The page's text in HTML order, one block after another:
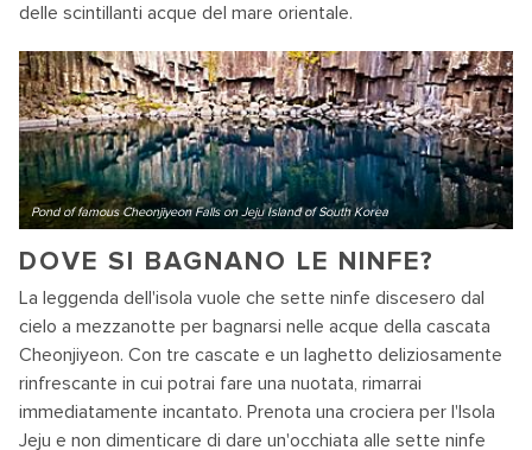
delle scintillanti acque del mare orientale.
Pond of famous Cheonjiyeon Falls on Jeju Island of South Korea
DOVE SI BAGNANO LE NINFE?
La leggenda dell'isola vuole che sette ninfe discesero dal
cielo a mezzanotte per bagnarsi nelle acque della cascata
Cheonjiyeon. Con tre cascate e un laghetto deliziosamente
rinfrescante in cui potrai fare una nuotata, rimarrai
immediatamente incantato. Prenota una crociera per l'Isola
Jeju e non dimenticare di dare un'occhiata alle sette ninfe